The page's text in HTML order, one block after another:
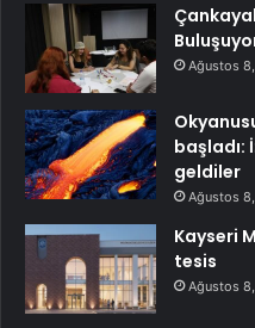
Ağustos
başladı:
geldiler
Ağustos
Kayseri
tesis
Ağustos